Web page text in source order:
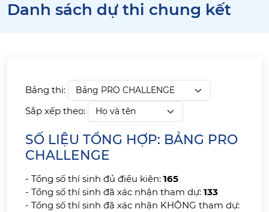
Danh sách dự thi chung kết
Bảng thi:
Sắp xếp theo:
SỐ LIỆU TỔNG HỢP: BẢNG PRO
CHALLENGE
- Tổng số thí sinh đủ điều kiện: 165
- Tổng số thí sinh đã xác nhận tham dự: 133
- Tổng số thí sinh đã xác nhận KHÔNG tham dự: